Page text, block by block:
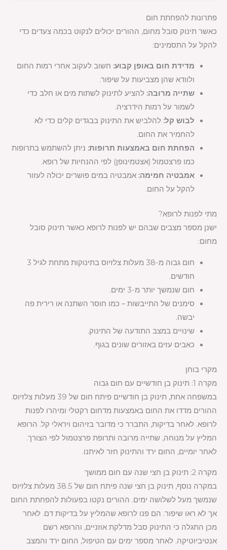
פתרונות להפחתת חום
כאשר תינוק סובל מחום, ההורים יכולים לנקוט בכמה צעדים כדי
להקל על התסמינים:
מדידת חום באופן קבוע: חשוב לעקוב אחרי רמות החום
ולוודא שהן מצביעות על שיפור.
שתייה מרובה: להציע לתינוק לשתות מים או חלב כדי
לשמור על רמות הידרציה.
לבוש קל: להלביש את התינוק בבגדים קלים כדי לא
להחמיר את החום.
הפחתת חום באמצעות תרופות: ניתן להשתמש בתרופות
כמו פרצטמול (אצטמינופן) לפי ההנחיות של רופא.
אמבטיה חמימה: אמבטיה במים פושרים יכולה לעזור
להקל על החום.
מתי לפנות לרופא?
ישנן מספר מצבים שבהם יש לפנות לרופא כאשר תינוק סובל
מחום:
חום גבוה מ-38 מעלות צלזיוס בתינוקות מתחת לגיל 3
חודשים.
חום שנמשך יותר מ-3 ימים.
סימנים של התייבשות – כמו חוסר השתנה או רירית פה
יבשה.
שינויים במצב התודעה של התינוק.
כאבים עזים באזורים שונים בגוף.
מקרי בוחן
מקרה 1: תינוק בן חודשיים עם חום גבוה
במשפחה אחת, תינוק בן חודשיים פיתח חום של 39 מעלות צלזיוס.
ההורים מדדו את החום באמצעות מדחום רקטלי ומיהרו לפנות
לרופא. לאחר בדיקות, התברר כי מדובר בזיהום ויראלי קל. הרופא
המליץ על מנוחה, שתייה מרובה ותרופת פרצטמול לפי הצורך.
לאחר יומיים, החום ירד והתינוק חזר לאיתנו.
מקרה 2: תינוק בן חצי שנה עם חום ממושך
במקרה נוסף, תינוק בן חצי שנה פיתח חום של 38.5 מעלות צלזיוס
שנמשך מעל לשלושה ימים. ההורים נקטו בפעולות להפחתת החום
אך לא ראו שיפור. הם פנו לרופא שהמליץ על בדיקות דם. לאחר
מכן התגלה כי התינוק סבל מדלקת אוזניים, והרופא רשם
אנטיביוטיקה. לאחר מספר ימים עם הטיפול, החום ירד והמצב